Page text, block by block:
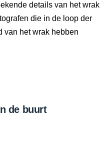
details van het wrak
die in de loop der
van het wrak hebben
de buurt